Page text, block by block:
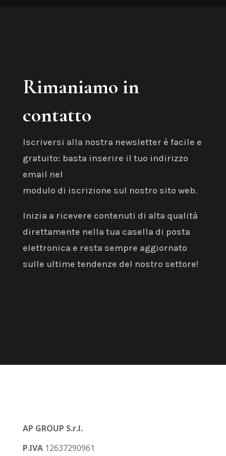
Rimaniamo in
contatto
Iscriversi alla nostra newsletter è facile e
gratuito: basta inserire il tuo indirizzo
email nel
modulo di iscrizione sul nostro sito web.
Inizia a ricevere contenuti di alta qualità
direttamente nella tua casella di posta
elettronica e resta sempre aggiornato
sulle ultime tendenze del nostro settore!
AP GROUP S.r.l.
P.IVA12637290961